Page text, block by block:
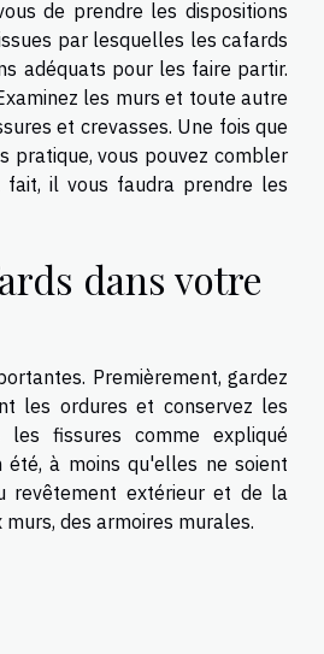
de prendre les dispositions
par lesquelles les cafards
adéquats pour les faire partir.
les murs et toute autre
et crevasses. Une fois que
pratique, vous pouvez combler
il vous faudra prendre les
dans votre
Premièrement, gardez
les ordures et conservez les
les fissures comme expliqué
à moins qu'elles ne soient
revêtement extérieur et de la
des armoires murales.